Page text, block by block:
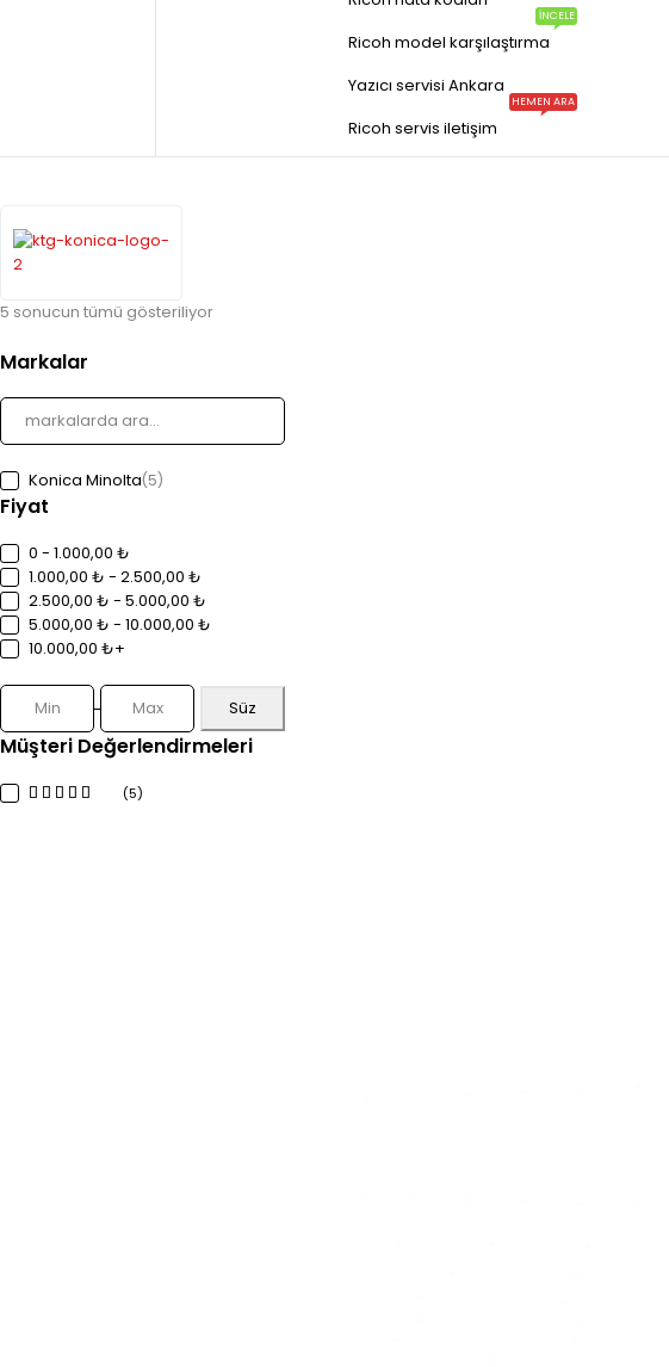
Ricoh model karşılaştırma
İNCELE
Yazıcı servisi Ankara
Ricoh servis iletişim
HEMEN ARA
Markalar
Konica Minolta(5)
Fiyat
0 - 1.000,00 ₺
1.000,00 ₺ - 2.500,00 ₺
2.500,00 ₺ - 5.000,00 ₺
5.000,00 ₺ - 10.000,00 ₺
10.000,00 ₺+
Süz
Müşteri Değerlendirmeleri
(5)
5 sonucun tümü gösteriliyor